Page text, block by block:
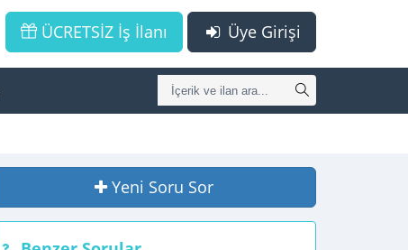
Üye Girişi
ÜCRETSİZ İş İlanı
Yeni Soru Sor